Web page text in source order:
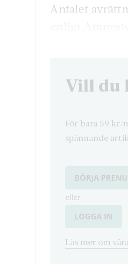
Antalet
Vill du
För bara 59 kr/
spännande
BÖRJA
eller
LOGGA IN
Läs mer om